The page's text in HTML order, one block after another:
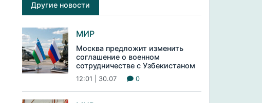
Другие новости
МИР
Москва предложит изменить
соглашение о военном
сотрудничестве с Узбекистаном
12:01 | 30.07 0